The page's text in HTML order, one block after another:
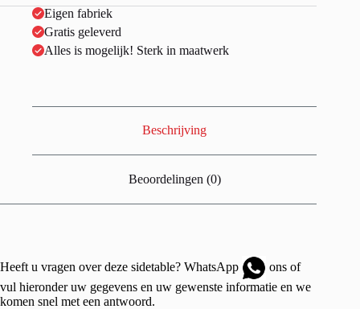
Eigen fabriek
Gratis geleverd
Alles is mogelijk! Sterk in maatwerk
Beschrijving
Beoordelingen (0)
Heeft u vragen over deze sidetable? WhatsApp
ons of
vul hieronder uw gegevens en uw gewenste informatie en we
komen snel met een antwoord.